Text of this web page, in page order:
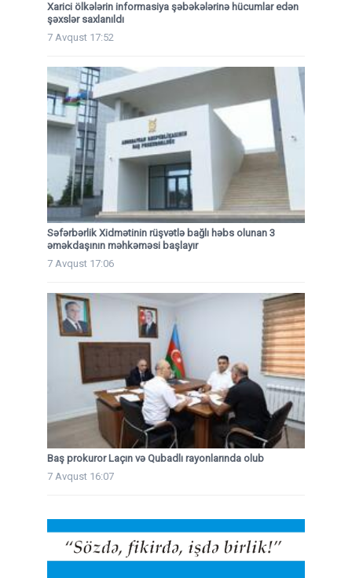
Xarici ölkələrin informasiya şəbəkələrinə hücumlar edən
şəxslər saxlanıldı
7 Avqust 17:52
Səfərbərlik Xidmətinin rüşvətlə bağlı həbs olunan 3
əməkdaşının məhkəməsi başlayır
7 Avqust 17:06
Baş prokuror Laçın və Qubadlı rayonlarında olub
7 Avqust 16:07